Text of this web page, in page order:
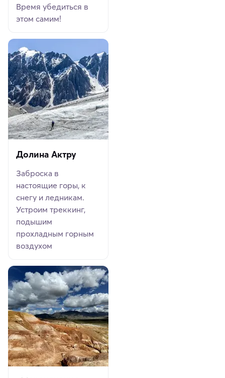
Время убедиться в
этом самим!
Долина Актру
Заброска в
настоящие горы, к
снегу и ледникам.
Устроим треккинг,
подышим
прохладным горным
воздухом